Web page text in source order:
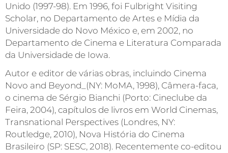
Unido (1997-98). Em 1996, foi Fulbright Visiting
Scholar, no Departamento de Artes e Mídia da
Universidade do Novo México e, em 2002, no
Departamento de Cinema e Literatura Comparada
da Universidade de Iowa.
Autor e editor de várias obras, incluindo Cinema
Novo and Beyond_(NY: MoMA, 1998), Câmera-faca,
o cinema de Sérgio Bianchi (Porto: Cineclube da
Feira, 2004), capítulos de livros em World Cinemas,
Transnational Perspectives (Londres, NY:
Routledge, 2010), Nova História do Cinema
Brasileiro (SP: SESC, 2018). Recentemente co-editou